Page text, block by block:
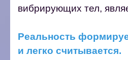
вибрирующих тел,
Реальность
и легко считывается.